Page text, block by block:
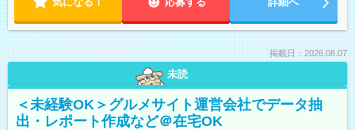
掲載日：2026.08.07
未読
＜未経験OK＞グルメサイト運営会社でデータ抽
出・レポート作成など＠在宅OK